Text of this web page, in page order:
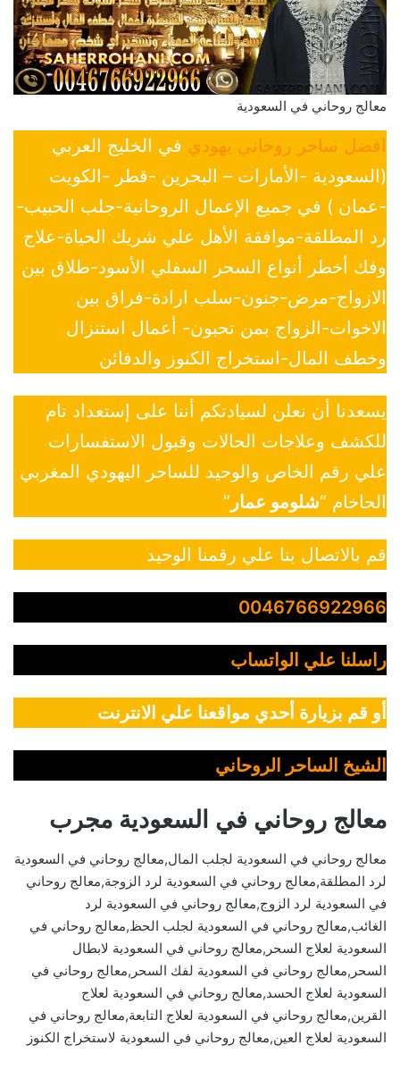
معالج روحاني في السعودية
افضل ساحر روحاني يهودي في الخليج العربي
(السعودية -الأمارات – البحرين -قطر -الكويت
-عمان ) في جميع الإعمال الروحانية-جلب الحبيب-
رد المطلقة-موافقة الأهل علي شريك الحياة-علاج
وفك أخطر أنواع السحر السفلي الأسود-طلاق بين
الازواج-مرض-جنون-سلب ارادة-فراق بين
الاخوات-الزواج بمن تحبون- أعمال استنزال
وخطف المال-استخراج الكنوز والدفائن
يسعدنا أن نعلن لسيادتكم أننا على إستعداد تام
للكشف وعلاجات الحالات وقبول الاستفسارات
علي رقم الخاص والوحيد للساحر اليهودي المغربي
الحاخام “شلومو عمار ”
قم بالاتصال بنا علي رقمنا الوحيد
0046766922966
راسلنا علي الواتساب
أو قم بزيارة أحدي مواقعنا علي الانترنت
الشيخ الساحر الروحاني
معالج روحاني في السعودية مجرب
معالج روحاني في السعودية لجلب المال,معالج روحاني في السعودية
لرد المطلقة,معالج روحاني في السعودية لرد الزوجة,معالج روحاني
في السعودية لرد الزوج,معالج روحاني في السعودية لرد
الغائب,معالج روحاني في السعودية لجلب الحظ,معالج روحاني في
السعودية لعلاج السحر,معالج روحاني في السعودية لابطال
السحر,معالج روحاني في السعودية لفك السحر,معالج روحاني في
السعودية لعلاج الحسد,معالج روحاني في السعودية لعلاج
القرين,معالج روحاني في السعودية لعلاج التابعة,معالج روحاني في
السعودية لعلاج العين,معالج روحاني في السعودية لاستخراج الكنوز